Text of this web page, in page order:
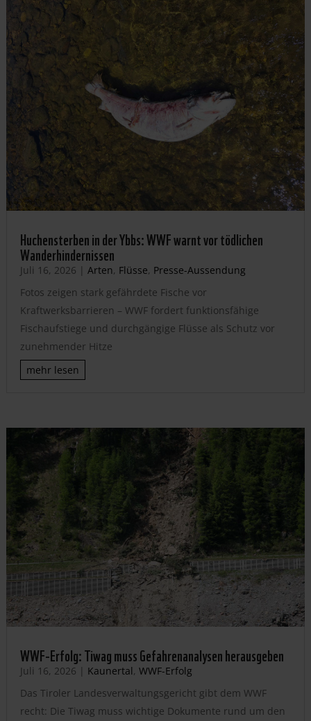
Huchensterben in der Ybbs: WWF warnt vor tödlichen
Wanderhindernissen
Juli 16, 2026 | Arten, Flüsse, Presse-Aussendung
Fotos zeigen stark gefährdete Fische vor
Kraftwerksbarrieren – WWF fordert funktionsfähige
Fischaufstiege und durchgängige Flüsse als Schutz vor
zunehmender Hitze
mehr lesen
WWF-Erfolg: Tiwag muss Gefahrenanalysen herausgeben
Juli 16, 2026 | Kaunertal, WWF-Erfolg
Das Tiroler Landesverwaltungsgericht gibt dem WWF
recht: Die Tiwag muss wichtige Dokumente rund um den